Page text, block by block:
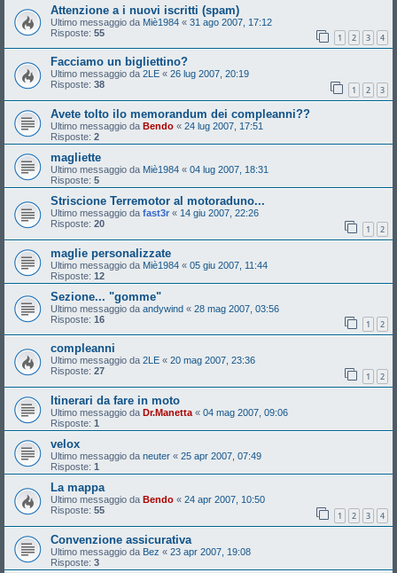
Attenzione a i nuovi iscritti (spam)
Ultimo messaggio da Miè1984 « 31 ago 2007, 17:12
Risposte: 55 1 2 3 4
Facciamo un bigliettino?
Ultimo messaggio da 2LE « 26 lug 2007, 20:19
Risposte: 38 1 2 3
Avete tolto ilo memorandum dei compleanni??
Ultimo messaggio da Bendo « 24 lug 2007, 17:51
Risposte: 2
magliette
Ultimo messaggio da Miè1984 « 04 lug 2007, 18:31
Risposte: 5
Striscione Terremotor al motoraduno...
Ultimo messaggio da fast3r « 14 giu 2007, 22:26
Risposte: 20 1 2
maglie personalizzate
Ultimo messaggio da Miè1984 « 05 giu 2007, 11:44
Risposte: 12
Sezione... "gomme"
Ultimo messaggio da andywind « 28 mag 2007, 03:56
Risposte: 16 1 2
compleanni
Ultimo messaggio da 2LE « 20 mag 2007, 23:36
Risposte: 27 1 2
Itinerari da fare in moto
Ultimo messaggio da Dr.Manetta « 04 mag 2007, 09:06
Risposte: 1
velox
Ultimo messaggio da neuter « 25 apr 2007, 07:49
Risposte: 1
La mappa
Ultimo messaggio da Bendo « 24 apr 2007, 10:50
Risposte: 55 1 2 3 4
Convenzione assicurativa
Ultimo messaggio da Bez « 23 apr 2007, 19:08
Risposte: 3